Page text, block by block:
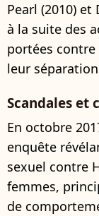
Pearl (2010) et
à la suite des
portées contre
leur
Scandales et
En octobre
enquête
sexuel contre
femmes,
de